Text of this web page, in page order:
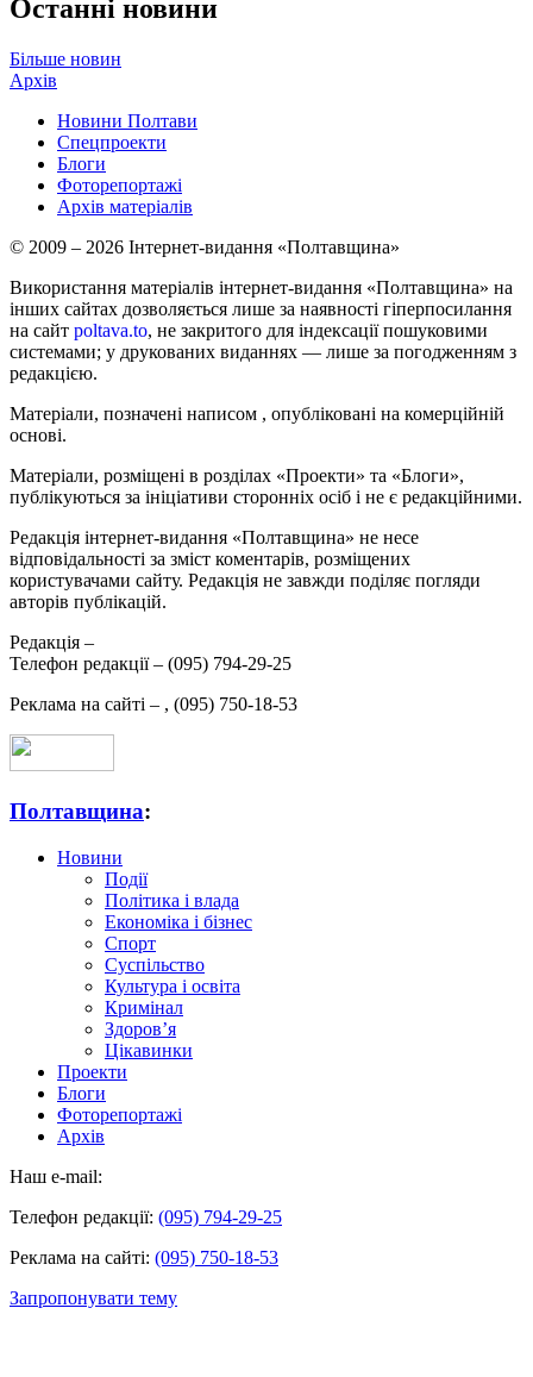
Останні новини
Більше новин
Архів
Новини Полтави
Спецпроекти
Блоги
Фоторепортажі
Архів матеріалів
© 2009 – 2026 Інтернет-видання «Полтавщина»
Використання матеріалів інтернет-видання «Полтавщина» на
інших сайтах дозволяється лише за наявності гіперпосилання
на сайт poltava.to, не закритого для індексації пошуковими
системами; у друкованих виданнях — лише за погодженням з
редакцією.
Матеріали, позначені написом , опубліковані на комерційній
основі.
Матеріали, розміщені в розділах «Проекти» та «Блоги»,
публікуються за ініціативи сторонніх осіб і не є редакційними.
Редакція інтернет-видання «Полтавщина» не несе
відповідальності за зміст коментарів, розміщених
користувачами сайту. Редакція не завжди поділяє погляди
авторів публікацій.
Редакція –
Телефон редакції – (095) 794-29-25
Реклама на сайті – , (095) 750-18-53
Полтавщина:
Новини
Події
Політика і влада
Економіка і бізнес
Спорт
Суспільство
Культура і освіта
Кримінал
Здоров’я
Цікавинки
Проекти
Блоги
Фоторепортажі
Архів
Наш e-mail:
Телефон редакції: (095) 794-29-25
Реклама на сайті: (095) 750-18-53
Запропонувати тему